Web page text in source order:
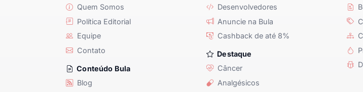
Quem Somos
Política Editorial
Equipe
Contato
Conteúdo Bula
Blog
Desenvolvedores
Anuncie na Bula
Cashback de até 8%
Destaque
Câncer
Analgésicos